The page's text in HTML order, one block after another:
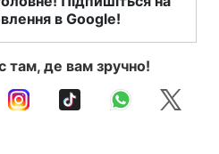
в Google!
там, де вам зручно!